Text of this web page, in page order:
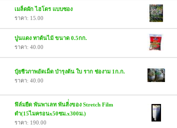
เมล็ดผัก ไฮโดร แบบซอง
ราคา: 15.00
ปูนแดง ทาต้นไม้ ขนาด 0.5กก.
ราคา: 40.00
ปุ๋ยชีวภาพอัดเม็ด บำรุงต้น ใบ ราก ช่องาม 1ก.ก.
ราคา: 40.00
ฟิล์มยืด พันพาเลท พันสิ่่งของ Stretch Film
ดำ(15ไมครอนx50ซม.x300ม.)
ราคา: 190.00